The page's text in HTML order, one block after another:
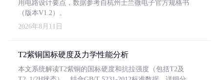
用电路设计要点，数据参考自杭州士兰微电子官方规格书
（版本V1.2）。
2026年8月11日
T2紫铜国标硬度及力学性能分析
本文系统解读T2紫铜的国标硬度和抗拉强度（包括T2及